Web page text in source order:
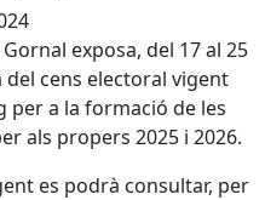
exposa, del 17 al 25
del cens electoral vigent
per a la formació de les
als propers 2025 i 2026.
es podrà consultar, per